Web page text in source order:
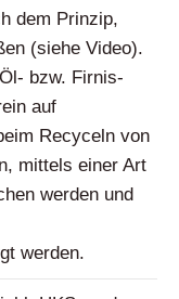
dem Prinzip,
(siehe Video).
bzw. Firnis-
auf
Recyceln von
mittels einer Art
werden und
werden.